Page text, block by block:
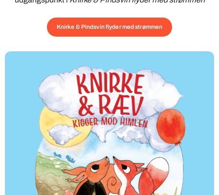
Knirke & Pindsvin flyder med strømmen